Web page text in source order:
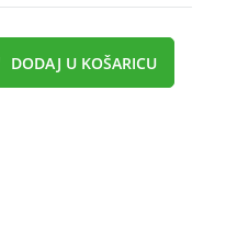
DODAJ U KOŠARICU